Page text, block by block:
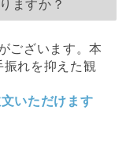
ございます。本
れを抑えた観
いただけます